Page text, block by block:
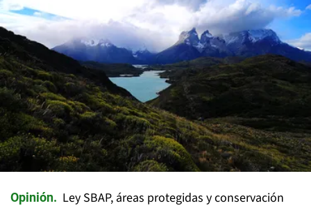
Opinión Ley SBAP, áreas protegidas y conservación